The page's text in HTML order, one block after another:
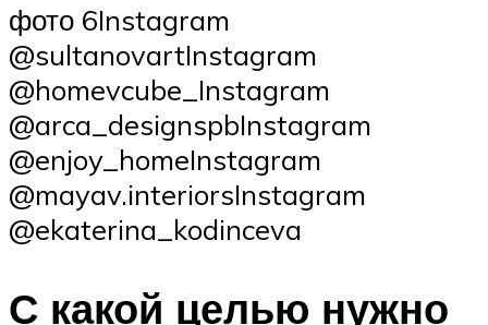
фото 6Instagram
@sultanovartInstagram
@homevcube_Instagram
@arca_designspbInstagram
@enjoy_homeInstagram
@mayav.interiorsInstagram
@ekaterina_kodinceva
С какой целью нужно